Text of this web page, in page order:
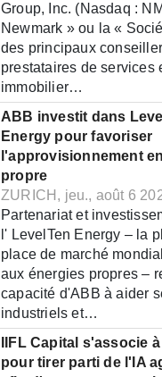
Group, Inc. (Nasdaq :
Newmark » ou la «
des principaux
prestataires de services
immobilier…
ABB investit dans
Energy pour favoriser
l'approvisionnement
propre
ZURICH, jeu., août 6
Partenariat et
l' LevelTen Energy – la
place de marché
aux énergies propres –
capacité d'ABB à aider
industriels et…
IIFL Capital s'associe
pour tirer parti de l'IA